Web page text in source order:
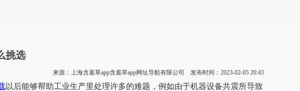
挑选
来源：上海含羞草app含羞草app网址导航有限公司 发布时间：2023-02-05 20:43
以后能够帮助工业生产里处理许多的难题，例如由于机器设备共震所导致